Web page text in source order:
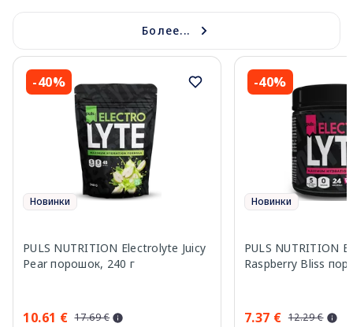
Более...
-40%
Новинки
PULS NUTRITION Electrolyte Juicy
Pear порошок, 240 г
10.61 € 17.69 €
-40%
Новинки
PULS NUTRITION
Raspberry Bliss
7.37 € 12.29 €